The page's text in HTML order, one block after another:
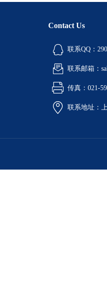
Contact Us
联系QQ：
联系邮箱：
传真：021-
联系地址：